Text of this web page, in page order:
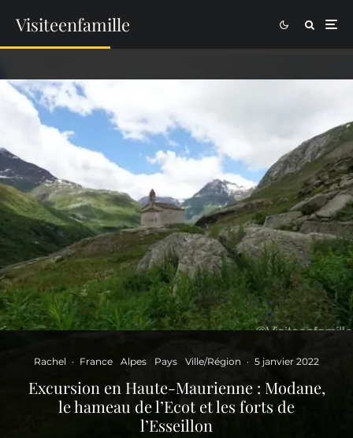
Visiteenfamille
Rachel · France Alpes Pays Ville/Région · 5 janvier 2022
Excursion en Haute-Maurienne : Modane,
le hameau de l’Ecot et les forts de
l’Esseillon